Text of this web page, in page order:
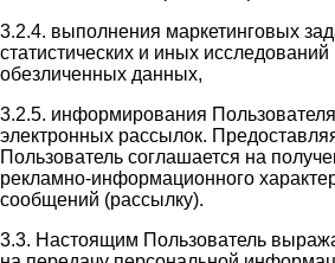
3.2.4. выполнения маркетинговых
статистических и иных
обезличенных данных,
3.2.5. информирования
электронных рассылок.
Пользователь соглашается на
рекламно-информационного
сообщений (рассылку).
3.3. Настоящим Пользователь